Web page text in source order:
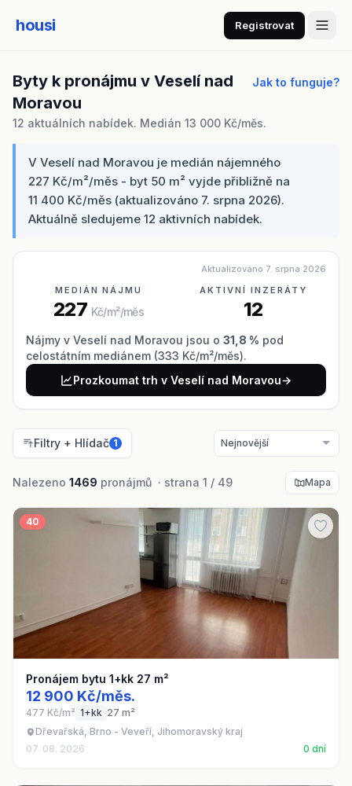
housi Registrovat
Byty k pronájmu v Veselí nad
Moravou
Jak to funguje?
12 aktuálních nabídek. Medián 13 000 Kč/měs.
V Veselí nad Moravou je medián nájemného
227 Kč/m²/měs - byt 50 m² vyjde přibližně na
11 400 Kč/měs (aktualizováno 7. srpna 2026).
Aktuálně sledujeme 12 aktivních nabídek.
Aktualizováno 7. srpna 2026
MEDIÁN NÁJMU
227 Kč/m²/měs
AKTIVNÍ INZERÁTY
12
Nájmy v Veselí nad Moravou jsou o 31,8 % pod
celostátním mediánem (333 Kč/m²/měs).
Prozkoumat trh v Veselí nad Moravou→
Filtry + Hlídač 1
Nalezeno 1469 pronájmů · strana 1 / 49 Mapa
40
Pronájem bytu 1+kk 27 m²
12 900 Kč/měs.
477 Kč/m² 1+kk 27 m²
Dřevařská, Brno - Veveří, Jihomoravský kraj
07. 08. 2026
0 dní